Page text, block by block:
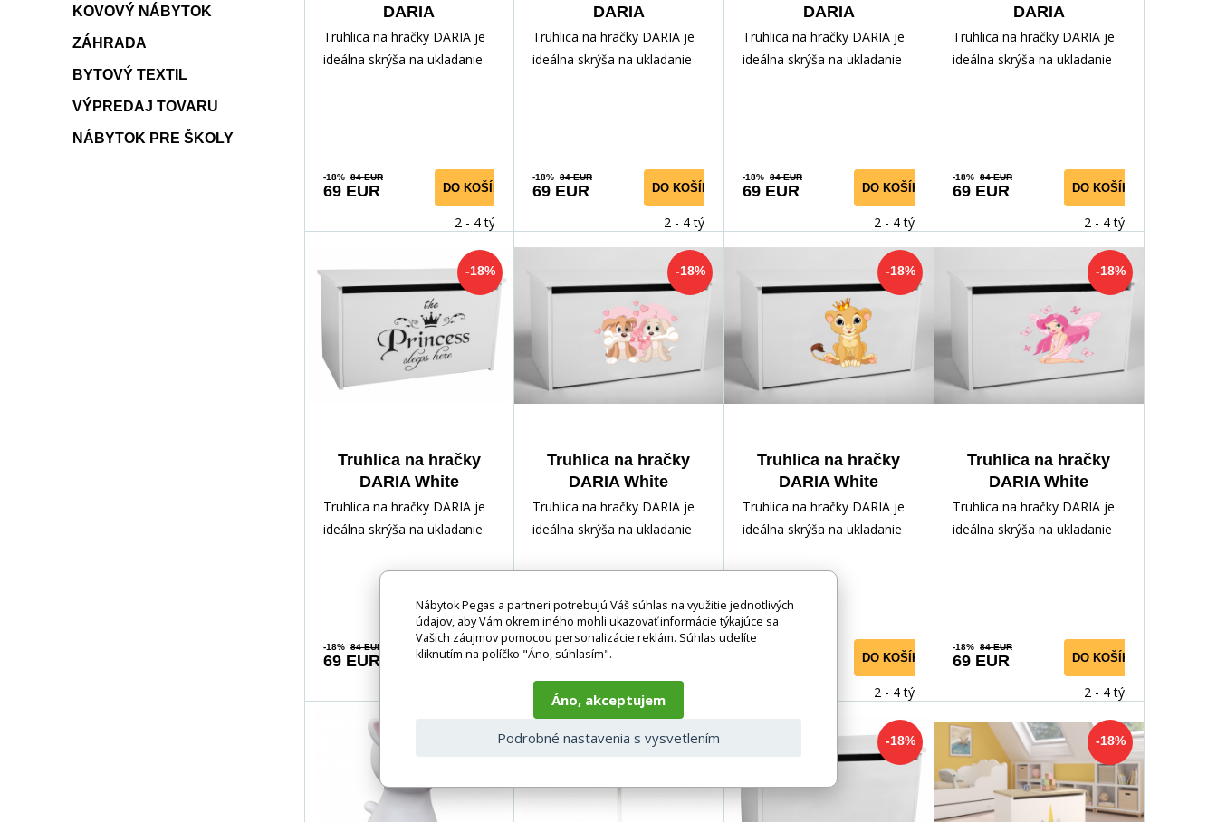
KOVOVÝ NÁBYTOK
ZÁHRADA
BYTOVÝ TEXTIL
VÝPREDAJ TOVARU
NÁBYTOK PRE ŠKOLY
DARIA
White+Sonoma
Truhlica na hračky DARIA je
ideálna skrýša na ukladanie
-18% 84 EUR
69 EUR DO KOŠÍKA
2 - 4 týdny
DARIA
White+Sonoma
Truhlica na hračky DARIA je
ideálna skrýša na ukladanie
-18% 84 EUR
69 EUR DO KOŠÍKA
2 - 4 týdny
DARIA
White+Sonoma
Truhlica na hračky DARIA je
ideálna skrýša na ukladanie
-18% 84 EUR
69 EUR DO KOŠÍKA
2 - 4 týdny
DARIA
White+Dinosaurs
Truhlica na hračky DARIA je
ideálna skrýša na ukladanie
-18% 84 EUR
69 EUR DO KOŠÍKA
2 - 4 týdny
-18%
Truhlica na hračky
DARIA White
Truhlica na hračky DARIA je
ideálna skrýša na ukladanie
dieťaťa. Vďaka ľahko
-18% 84 EUR
69 EUR DO KOŠÍKA
-18%
Truhlica na hračky
DARIA White
Truhlica na hračky DARIA je
ideálna skrýša na ukladanie
dieťaťa. Vďaka ľahko
-18%
69 EUR
-18%
Truhlica na hračky
DARIA White
Truhlica na hračky DARIA je
ideálna skrýša na ukladanie
dieťaťa. Vďaka ľahko
DO KOŠÍKA
2 - 4 týdny
-18%
Truhlica na hračky
DARIA White
Truhlica na hračky DARIA je
ideálna skrýša na ukladanie
-18% 84 EUR
69 EUR DO KOŠÍKA
2 - 4 týdny
-18% -18%
Nábytok Pegas a partneri potrebujú Váš súhlas na využitie jednotlivých
údajov, aby Vám okrem iného mohli ukazovať informácie týkajúce sa
Vašich záujmov pomocou personalizácie reklám. Súhlas udelíte
kliknutím na políčko "Áno, súhlasím".
Áno, akceptujem
Podrobné nastavenia s vysvetlením